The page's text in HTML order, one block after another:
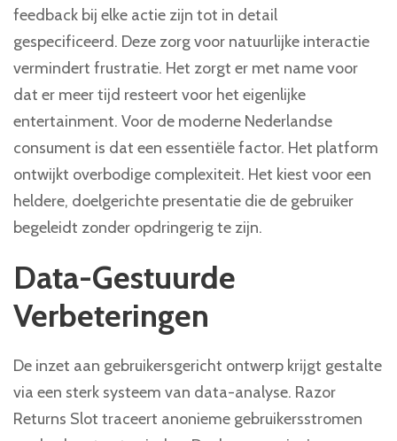
feedback bij elke actie zijn tot in detail
gespecificeerd. Deze zorg voor natuurlijke interactie
vermindert frustratie. Het zorgt er met name voor
dat er meer tijd resteert voor het eigenlijke
entertainment. Voor de moderne Nederlandse
consument is dat een essentiële factor. Het platform
ontwijkt overbodige complexiteit. Het kiest voor een
heldere, doelgerichte presentatie die de gebruiker
begeleidt zonder opdringerig te zijn.
Data-Gestuurde
Verbeteringen
De inzet aan gebruikersgericht ontwerp krijgt gestalte
via een sterk systeem van data-analyse. Razor
Returns Slot traceert anonieme gebruikersstromen